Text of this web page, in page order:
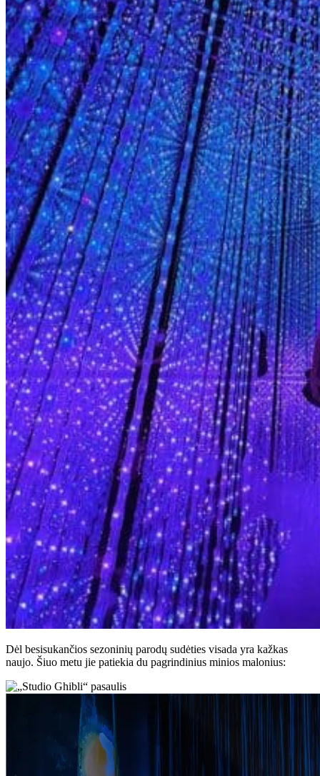
Dėl besisukančios sezoninių parodų sudėties visada yra kažkas
naujo. Šiuo metu jie patiekia du pagrindinius minios malonius: